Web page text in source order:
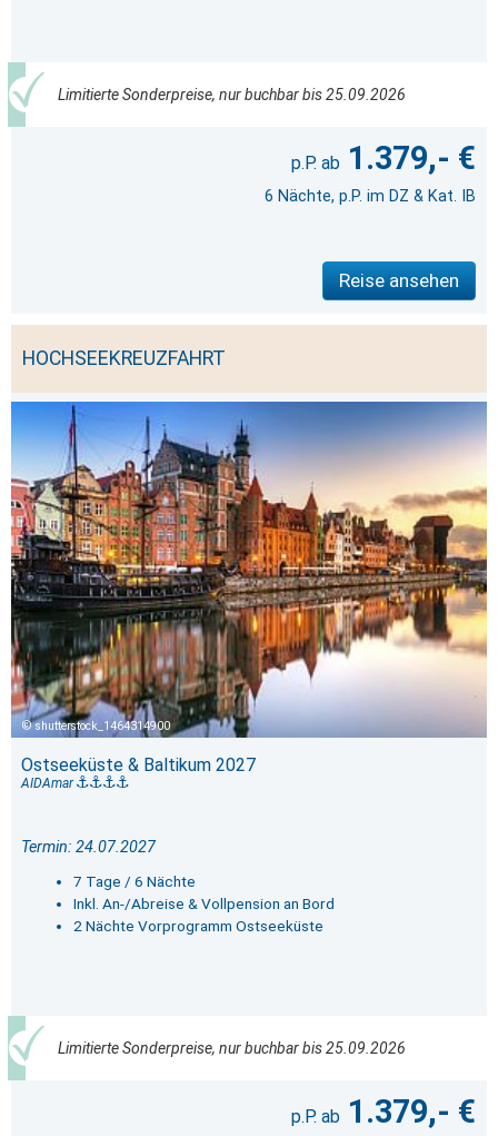
Limitierte Sonderpreise, nur buchbar bis 25.09.2026
1.379,- €
6 Nächte, p.P. im DZ & Kat. IB
Reise ansehen
HOCHSEEKREUZFAHRT
shutterstock_1464314900
Ostseeküste & Baltikum 2027
AIDAmar
Termin: 24.07.2027
7 Tage / 6 Nächte
Inkl. An-/Abreise & Vollpension an Bord
2 Nächte Vorprogramm Ostseeküste
Limitierte Sonderpreise, nur buchbar bis 25.09.2026
1.379,- €